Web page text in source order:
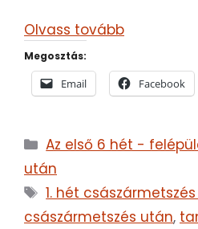
Olvass tovább
Megosztás:
Email Facebook
Kategória
Az első 6 hét -
után
Címkék
1. hét
császármetszés után,